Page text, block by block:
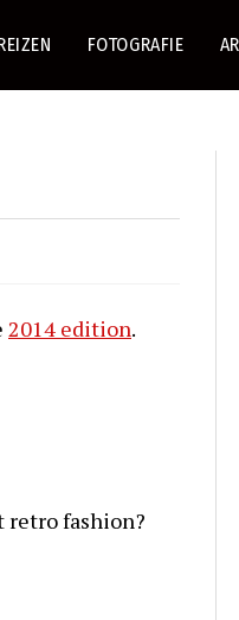
FOTOGRAFIE
2014 edition.
retro fashion?